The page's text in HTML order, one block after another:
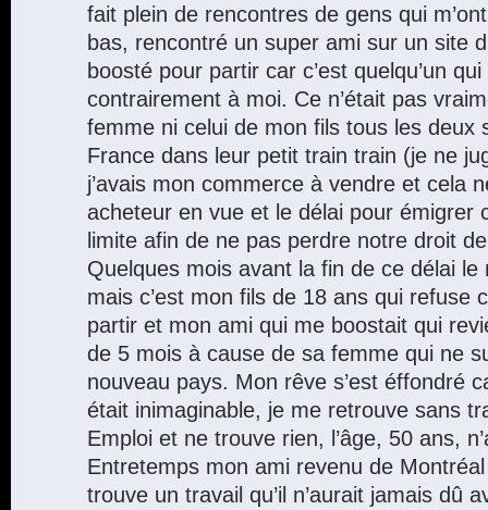
fait plein de rencontres de gens qui
bas, rencontré un super ami sur un site
boosté pour partir car c’est quelqu’un
contrairement à moi. Ce n’était pas
femme ni celui de mon fils tous les deux
France dans leur petit train train (je ne
j’avais mon commerce à vendre et cela
acheteur en vue et le délai pour émigrer
limite afin de ne pas perdre notre droit
Quelques mois avant la fin de ce délai
mais c’est mon fils de 18 ans qui refuse
partir et mon ami qui me boostait qui
de 5 mois à cause de sa femme qui ne
nouveau pays. Mon rêve s’est éffondré
était inimaginable, je me retrouve sans
Emploi et ne trouve rien, l’âge, 50 ans,
Entretemps mon ami revenu de
trouve un travail qu’il n’aurait jamais dû